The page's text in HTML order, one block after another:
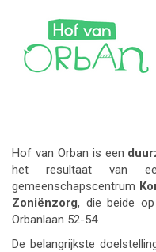
Hof van Orban is een
het resultaat van
gemeenschapscentrum
Zoniënzorg, die beide
Orbanlaan 52-54.
De belangrijkste